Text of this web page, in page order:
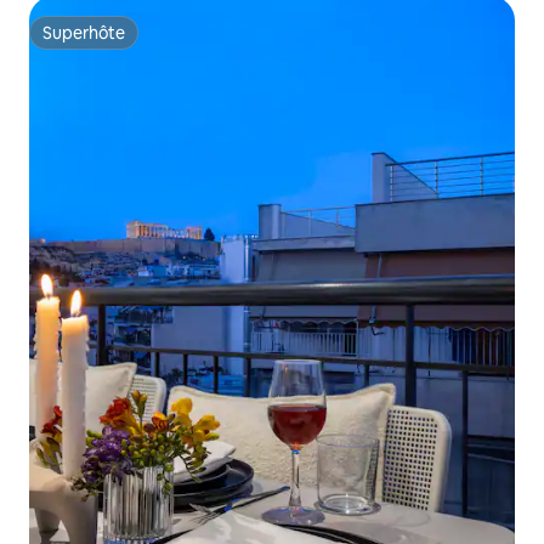
Superhôte
Superhôte